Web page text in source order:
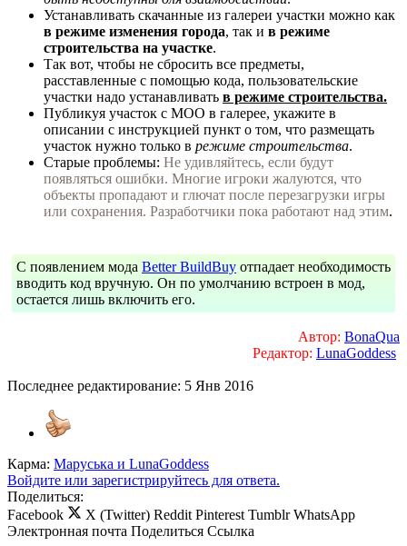
Устанавливать скачанные из галереи участки можно как
в режиме изменения города, так и в режиме
строительства на участке.
Так вот, чтобы не сбросить все предметы,
расставленные с помощью кода, пользовательские
участки надо устанавливать в режиме строительства.
Публикуя участок с MOO в галерее, укажите в
описании с инструкцией пункт о том, что размещать
участок нужно только в режиме строительства.
Старые проблемы: Не удивляйтесь, если будут
появляться ошибки. Многие игроки жалуются, что
объекты пропадают и глючат после перезагрузки игры
или сохранения. Разработчики пока работают над этим.
С появлением мода Better BuildBuy отпадает необходимость
вводить код вручную. Он по умолчанию встроен в мод,
остается лишь включить его.
Автор: BonaQua
Редактор: LunaGoddess
Последнее редактирование: 5 Янв 2016
Карма: Маруська и LunaGoddess
Войдите или зарегистрируйтесь для ответа.
Поделиться:
Facebook
X (Twitter) Reddit Pinterest Tumblr WhatsApp
Электронная почта Поделиться Ссылка